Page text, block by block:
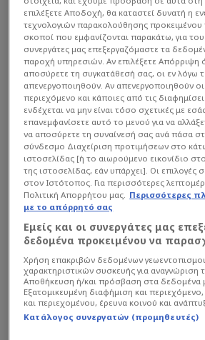
O Ανδρέας Δημάτος, πάντως,
ανάρτηση στο facebook,
που κρατούν ζωντανές τις
είναι ισχυρή στα play off της
ευρωπαϊκής διασυλλογικής
έκανε γνωστό ότι η Χαρτς
υποψήφια αντίπαλος του
ΠΑΟΚστον 2ο προκριματικό
League, αν δεν υπάρξει
«ερυθρόλευκοι» και ο
διεκδικούν τη 2η θέση του
Διαβάστε επίσης...
Πρωταθλήτρια
συγκλονιστικό
επιλέξετε Αποδοχή, θα καταστεί δυνατή η
τεχνολογιών παρακολούθησης
σκοποί που εμφανίζονται παρακάτω, για
συνεργάτες μας επεξεργαζόμαστε τα
παροχή υπηρεσιών. Αν επιλέξετε Απόρριψη
αποσύρετε τη συγκατάθεσή σας, οι εν λόγω
απενεργοποιηθούν. Αν απενεργοποιηθούν
περιεχόμενο και κάποιες από τις
ενδέχεται να μην είναι τόσο σχετικές με
επανεμφανίσετε αυτό το μενού για να
να αποσύρετε τη συναίνεσή σας ανά πάσα
σύνδεσμο Διαχείριση προτιμήσεων στο
ιστοσελίδας [ή το αιωρούμενο εικονίδιο
της ιστοσελίδας, εάν υπάρχει]. Οι επιλογές
στον Ιστότοπος. Για περισσότερες
Πολιτική Απορρήτου μας. Περισσότερες
με το απόρρητό σας
Εμείς και οι συνεργάτες μας
δεδομένα προκειμένου να
Χρήση επακριβών δεδομένων
χαρακτηριστικών συσκευής για αναγνώριση
Αποθήκευση ή/και πρόσβαση στα δεδομένα
Εξατομικευμένη διαφήμιση και
και περιεχομένου, έρευνα κοινού και
Κατάλογος συνεργατών (προμηθευτές)